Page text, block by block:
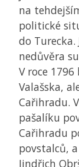
na
politické
do
nedůvěra
V roce
Valašska,
Cařihradu.
pašalíku
Cařihradu
povstalců,
Jindřich